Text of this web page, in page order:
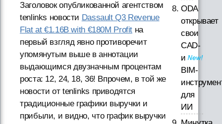
Заголовок опубликованной агентством
tenlinks новости Dassault Q3 Revenue
Flat at €1.16B with €180M Profit на
первый взгляд явно противоречит
упомянутым выше в аннотации
выдающимся двузначным процентам
роста: 12, 24, 18, 36! Впрочем, в той же
новости от tenlinks приводятся
традиционные графики выручки и
прибыли, и видно, что график выручки
ODA
открывает
свои
CAD-
и
BIM-
для
ИИ